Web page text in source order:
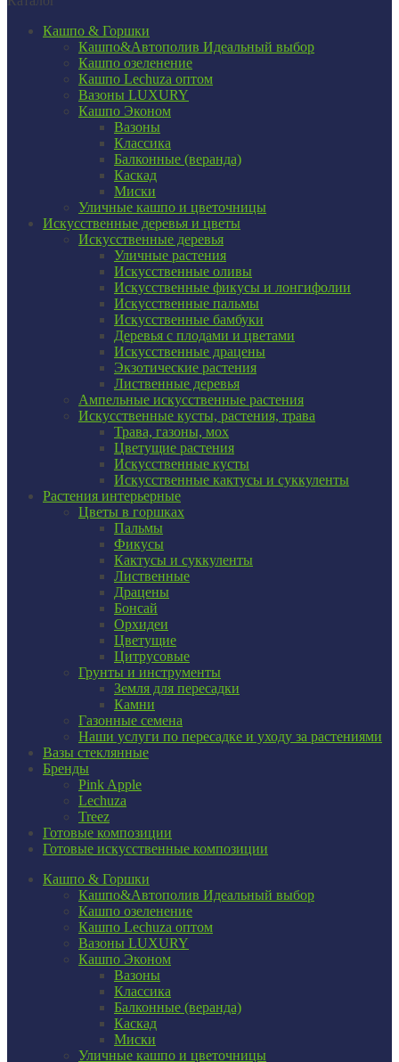
Кашпо & Горшки
Кашпо&Автополив Идеальный выбор
Кашпо озеленение
Кашпо Lechuza оптом
Вазоны LUXURY
Кашпо Эконом
Вазоны
Классика
Балконные (веранда)
Каскад
Миски
Уличные кашпо и цветочницы
Искусственные деревья и цветы
Искусственные деревья
Уличные растения
Искусственные оливы
Искусственные фикусы и лонгифолии
Искусственные пальмы
Искусственные бамбуки
Деревья с плодами и цветами
Искусственные драцены
Экзотические растения
Лиственные деревья
Ампельные искусственные растения
Искусственные кусты, растения, трава
Трава, газоны, мох
Цветущие растения
Искусственные кусты
Искусственные кактусы и суккуленты
Растения интерьерные
Цветы в горшках
Пальмы
Фикусы
Кактусы и суккуленты
Лиственные
Драцены
Бонсай
Орхидеи
Цветущие
Цитрусовые
Грунты и инструменты
Земля для пересадки
Камни
Газонные семена
Наши услуги по пересадке и уходу за растениями
Вазы стеклянные
Бренды
Pink Apple
Lechuza
Treez
Готовые композиции
Готовые искусственные композиции
Кашпо & Горшки
Кашпо&Автополив Идеальный выбор
Кашпо озеленение
Кашпо Lechuza оптом
Вазоны LUXURY
Кашпо Эконом
Вазоны
Классика
Балконные (веранда)
Каскад
Миски
Уличные кашпо и цветочницы